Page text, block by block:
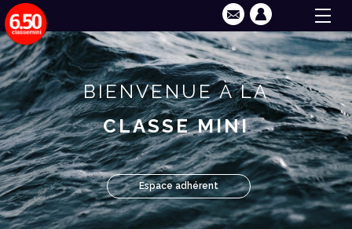
BIENVENUE À LA
CLASSE MINI
Espace adhérent